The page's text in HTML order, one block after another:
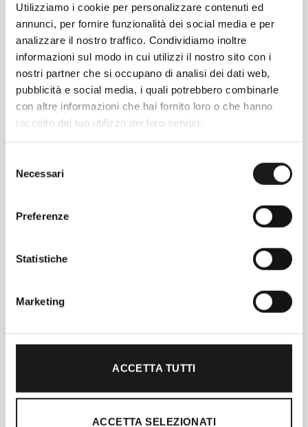
Utilizziamo i cookie per personalizzare contenuti ed
annunci, per fornire funzionalità dei social media e per
analizzare il nostro traffico. Condividiamo inoltre
informazioni sul modo in cui utilizzi il nostro sito con i
nostri partner che si occupano di analisi dei dati web,
pubblicità e social media, i quali potrebbero combinarle
con altre informazioni che hai fornito loro o che hanno
raccolto dal tuo utilizzo dei loro servizi.
delNecessari
Preferenze
Statistiche
Marketing
ACCETTA TUTTI
ACCETTA SELEZIONATI
STRUTTURA FATWALL™ per arrivare fino a
7,6 cm di isolamento.
ISOLAMENTO PERMAFROST™ blocchi in
poliuretano iniettati ad alta pressione
mantengono la temperatura come appena
riempito.
COPERCHIO CON INTERLOCK™ crea una
barriera che si adatta alle condizioni
Guarnizione COLDLOCK™ guarnizione di
blocca il calore all’esterno e il freddo
in poliestere di grado militare.™
PIEDINI ANTISCIVOLO BEARFOOT™
impediscono lo scivolamento